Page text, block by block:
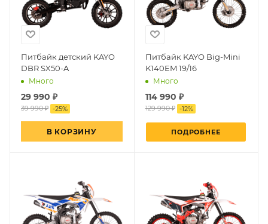
Питбайк детский KAYO
DBR SX50-A
Много
29 990 ₽
39 990 ₽ -25%
В КОРЗИНУ
Питбайк KAYO Big-Mini
K140EM 19/16
Много
114 990 ₽
129 990 ₽ -12%
ПОДРОБНЕЕ